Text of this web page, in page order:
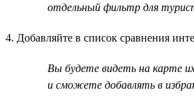
отдельный фильтр для
4. Добавляйте в список сравнения
Вы будете видеть на карте
и сможете добавлять в